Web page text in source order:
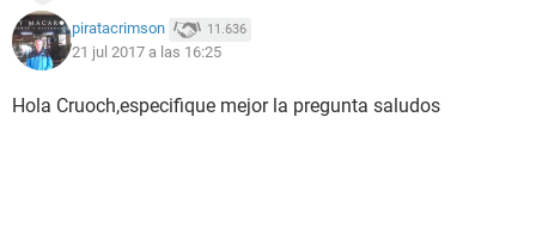
piratacrimson 11.636
21 jul 2017 a las 16:25
Hola Cruoch,especifique mejor la pregunta saludos